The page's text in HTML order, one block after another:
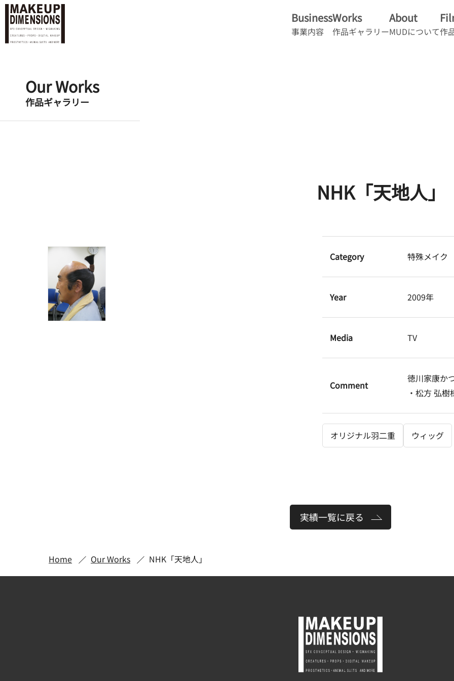
Business
事業内容
Works
作品ギャラリー
About
MUDについて作
Our Works
作品ギャラリー
NHK「天地人」
Category 特殊メイク
Year 2009年
Media TV
Comment
徳川家康か
・松方 弘樹
オリジナル羽二重 ウィッグ
実績一覧に戻る
Home Our Works NHK「天地人」